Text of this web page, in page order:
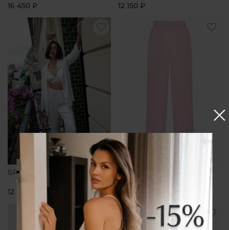
16 450 ₽
12 150 ₽
БРЮКИ ПРЯМЫЕ БЕЛЫЕ
12 150 ₽
БРЮКИ ПРЯМЫЕ
РОЗОВЫЕ
12 150 ₽